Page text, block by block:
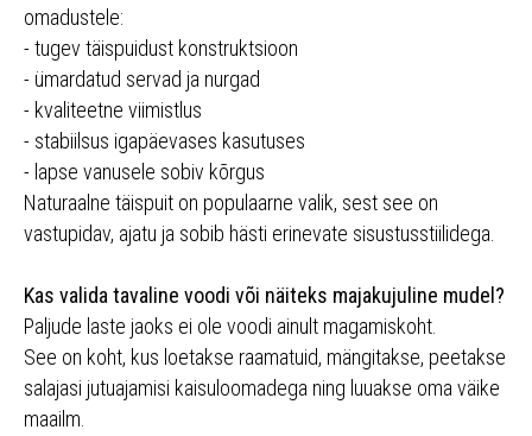
omadustele:
- tugev täispuidust konstruktsioon
- ümardatud servad ja nurgad
- kvaliteetne viimistlus
- stabiilsus igapäevases kasutuses
- lapse vanusele sobiv kõrgus
Naturaalne täispuit on populaarne valik, sest see on
vastupidav, ajatu ja sobib hästi erinevate sisustusstiilidega.
Kas valida tavaline voodi või näiteks majakujuline mudel?
Paljude laste jaoks ei ole voodi ainult magamiskoht.
See on koht, kus loetakse raamatuid, mängitakse, peetakse
salajasi jutuajamisi kaisuloomadega ning luuakse oma väike
maailm.